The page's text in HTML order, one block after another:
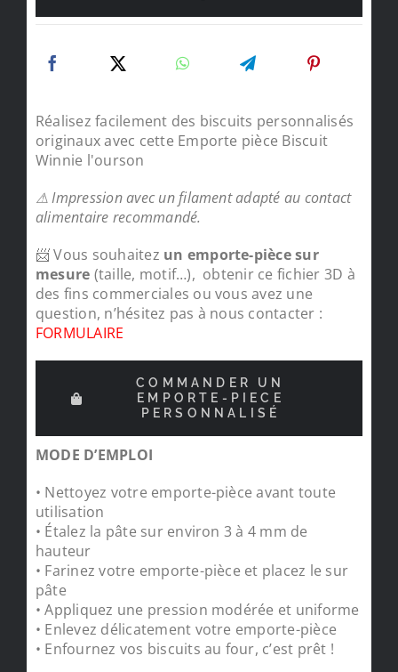
Réalisez facilement des biscuits personnalisés
originaux avec cette Emporte pièce Biscuit
Winnie l'ourson
⚠ Impression avec un filament adapté au contact
alimentaire recommandé.
📨 Vous souhaitez un emporte-pièce sur
mesure (taille, motif…), obtenir ce fichier 3D à
des fins commerciales ou vous avez une
question, n’hésitez pas à nous contacter :
FORMULAIRE
COMMANDER UN
EMPORTE-PIECE
PERSONNALISÉ
MODE D’EMPLOI
• Nettoyez votre emporte-pièce avant toute
utilisation
• Étalez la pâte sur environ 3 à 4 mm de
hauteur
• Farinez votre emporte-pièce et placez le sur
pâte
• Appliquez une pression modérée et uniforme
• Enlevez délicatement votre emporte-pièce
• Enfournez vos biscuits au four, c’est prêt !